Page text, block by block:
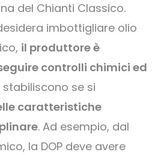
del Chianti Classico.
imbottigliare olio
il produttore è
controlli chimici ed
stabiliscono se si
caratteristiche
. Ad esempio, dal
la DOP deve avere